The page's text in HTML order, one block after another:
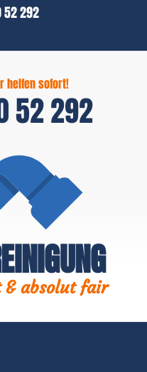
52 292
helfen sofort!
52 292
& absolut fair